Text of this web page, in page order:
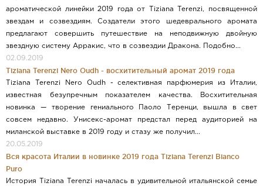
ароматической линейки 2019 года от Tiziana Terenzi, посвященной
звездам и созвездиям. Создатели этого шедеврального аромата
предлагают совершить путешествие на неподвижную двойную
звездную систему Арракис, что в созвездии Дракона. Подобно...
02.09.2019
​​Tiziana Terenzi Nero Oudh - восхитительный аромат 2019 года
Tiziana Terenzi Nero Oudh - селективная парфюмерия из Италии,
известная безупречным показателем качества. Восхитительная
новинка — творение гениального Паоло Теренци, вышла в свет
совсем недавно. Унисекс-аромат предстал перед аудиторией на
миланской выставке в 2019 году и стазу же получил...
20.05.2019
Вся красота Италии в новинке 2019 года Tiziana Terenzi Bianco
Puro
История Tiziana Terenzi началась в удивительной итальянской семье